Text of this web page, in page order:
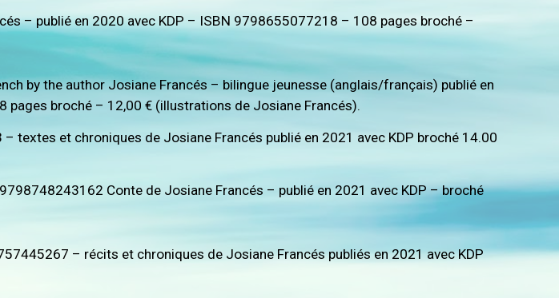
– publié en 2020 avec KDP – ISBN 9798655077218 – 108 pages broché –
by the author Josiane Francés – bilingue jeunesse (anglais/français) publié en
broché – 12,00 € (illustrations de Josiane Francés).
textes et chroniques de Josiane Francés publié en 2021 avec KDP broché 14.00
Conte de Josiane Francés – publié en 2021 avec KDP – broché
– récits et chroniques de Josiane Francés publiés en 2021 avec KDP